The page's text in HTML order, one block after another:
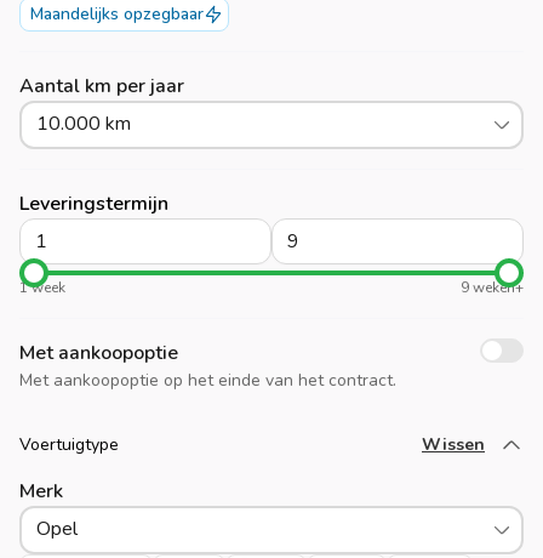
Maandelijks opzegbaar
Aantal km per jaar
10.000 km
Leveringstermijn
1 week 9 weken+
Met aankoopoptie
Met aankoopoptie op het einde van het contract.
Voertuigtype Wissen
Laad meer
Merk
Opel